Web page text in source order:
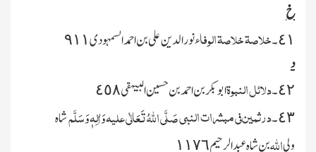
خ
٤١۔ خلاصۃ خلاصۃ الوفاءنورالدین علی بن احمدالسمہودی ٩١١
د
٤٢۔ دلائل النبوۃابوبکربن احمد بن حسین البیہقی ٤٥٨
٤٣۔ درثمین فی مبشرات النبیصَلَّی اللہُ تَعَالٰی علیہ وَاٰلِہٖ وَسَلَّمشاہ
ولیاﷲبن شاہ عبدالرحیم ١١٧٦